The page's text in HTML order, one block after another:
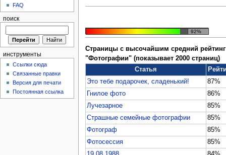
92%
Страницы с высочайшим средний рейтинг
"Фотографии" (показывает 2000 страниц)
Статья
Это тебе подарочек, сладенький!
87%
Гнилое фото
86%
Лучезарное
85%
Страшные семейные фотографии
85%
Фотограф
85%
Фотосессия
85%
FAQ
поиск
инструменты
Ссылки сюда
Связанные правки
Версия для печати
Постоянная ссылка